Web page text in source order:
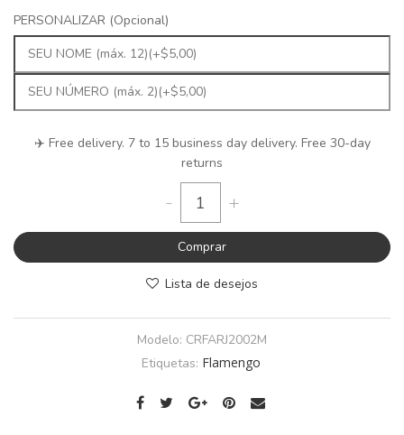
PERSONALIZAR (Opcional)
✈️ Free delivery. 7 to 15 business day delivery. Free 30-day
returns
- +
Comprar
Lista de desejos
Modelo: CRFARJ2002M
Etiquetas: Flamengo